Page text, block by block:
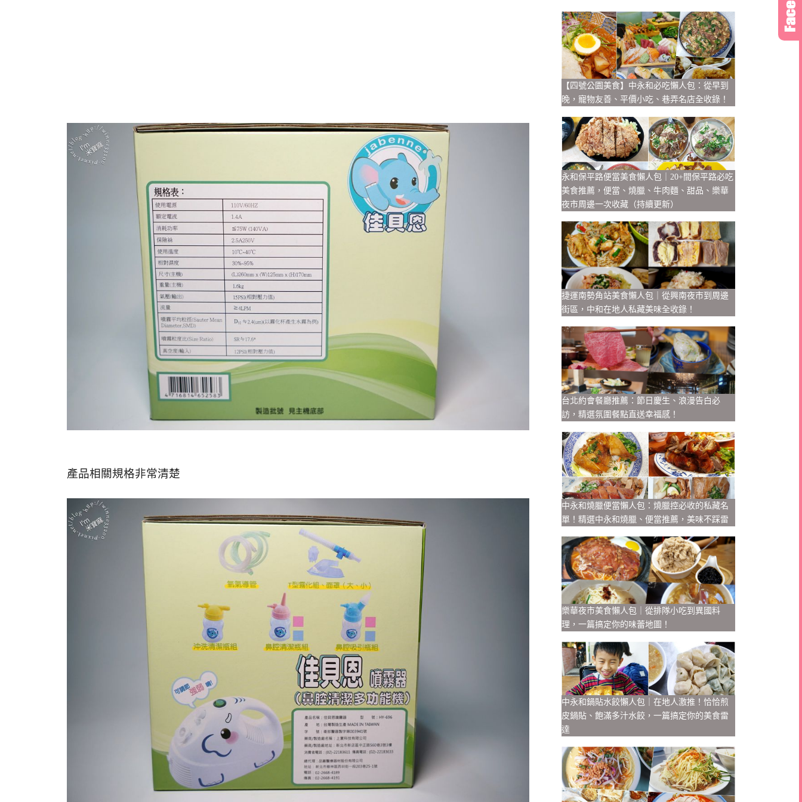
產品相關規格非常清楚
【四號公園美食】中永和必吃懶人包：從早到
晚，寵物友善、平價小吃、巷弄名店全收錄！
永和保平路便當美食懶人包｜20+間保平路必吃
美食推薦，便當、燒臘、牛肉麵、甜品、樂華
夜市周邊一次收藏（持續更新）
捷運南勢角站美食懶人包｜從興南夜市到周邊
街區，中和在地人私藏美味全收錄！
台北約會餐廳推薦：節日慶生、浪漫告白必
訪，精選氛圍餐點直送幸福感！
中永和燒臘便當懶人包：燒臘控必收的私藏名
單！精選中永和燒臘、便當推薦，美味不踩雷
樂華夜市美食懶人包｜從排隊小吃到異國料
理，一篇搞定你的味蕾地圖！
中永和鍋貼水餃懶人包｜在地人激推！恰恰煎
皮鍋貼、飽滿多汁水餃，一篇搞定你的美食雷
達